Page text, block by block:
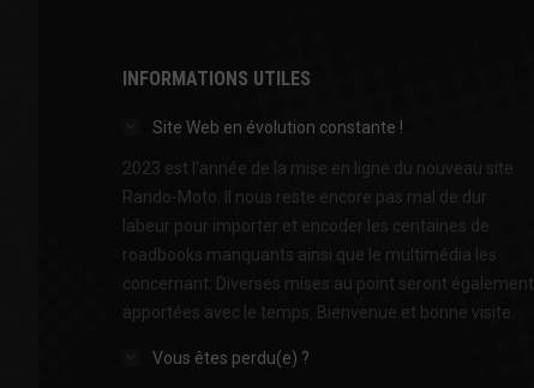
INFORMATIONS UTILES
Site Web en évolution constante !
2023 est l'année de la mise en ligne du nouveau site
Rando-Moto. Il nous reste encore pas mal de dur
labeur pour importer et encoder les centaines de
roadbooks manquants ainsi que le multimédia les
concernant. Diverses mises au point seront également
apportées avec le temps. Bienvenue et bonne visite.
Vous êtes perdu(e) ?